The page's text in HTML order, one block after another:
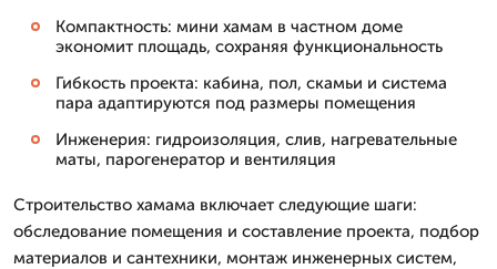
Компактность: мини хамам в частном доме
экономит площадь, сохраняя функциональность
Гибкость проекта: кабина, пол, скамьи и система
пара адаптируются под размеры помещения
Инженерия: гидроизоляция, слив, нагревательные
маты, парогенератор и вентиляция
Строительство хамама включает следующие шаги:
обследование помещения и составление проекта, подбор
материалов и сантехники, монтаж инженерных систем,